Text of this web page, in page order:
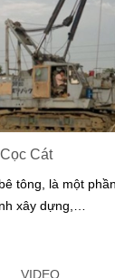
Cát
tông, là một
xây dựng,…
VIDEO